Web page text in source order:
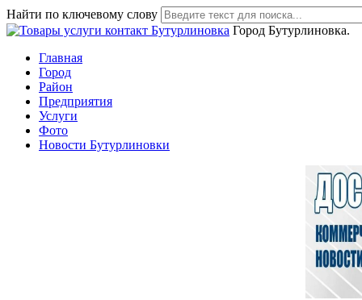
Найти по ключевому слову
Город Бутурлиновка.
Главная
Город
Район
Предприятия
Услуги
Фото
Новости Бутурлиновки